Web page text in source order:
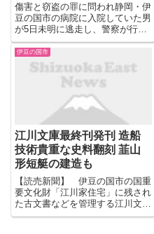
傷害と窃盗の罪に問われ静岡・伊
豆の国市の病院に入院していた男
が5日未明に逃走し、警察が行方
を追っています。順天堂大学医学
部付属静岡病院前から、テレビ静
岡・村田彬記者が中継でお伝えし
ます。5日午前11時半現在は一般
外来の受付が始まっていること...
伊豆の国市
江川文庫最終刊発刊 造船
技術貴重な史料翻刻 韮山
形短艇の建造も
【読売新聞】 伊豆の国市の国重
要文化財「江川家住宅」に残され
た古文書などを管理する江川文庫
は、国内初の西洋式帆船の建造に